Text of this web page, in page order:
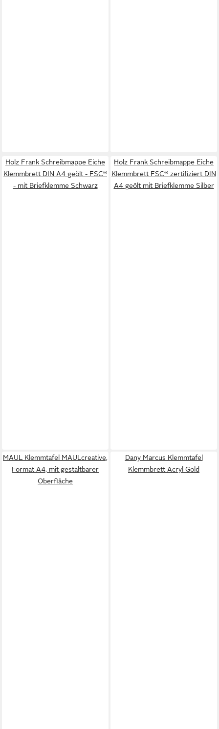
Holz Frank Schreibmappe Eiche
Klemmbrett DIN A4 geölt - FSC®
- mit Briefklemme Schwarz
Holz Frank Schreibmappe Eiche
Klemmbrett FSC® zertifiziert DIN
A4 geölt mit Briefklemme Silber
MAUL Klemmtafel MAULcreative,
Format A4, mit gestaltbarer
Oberfläche
Dany Marcus Klemmtafel
Klemmbrett Acryl Gold